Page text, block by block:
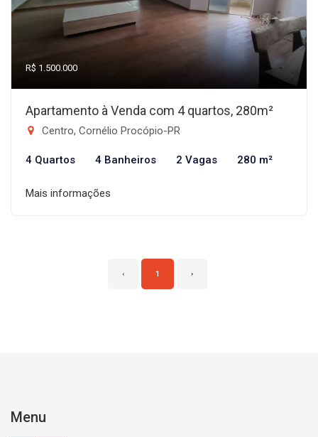
R$ 1.500.000
Apartamento à Venda com 4 quartos, 280m²
Centro, Cornélio Procópio-PR
4 Quartos 4 Banheiros 2 Vagas 280 m²
Mais informações
‹ 1 ›
Menu